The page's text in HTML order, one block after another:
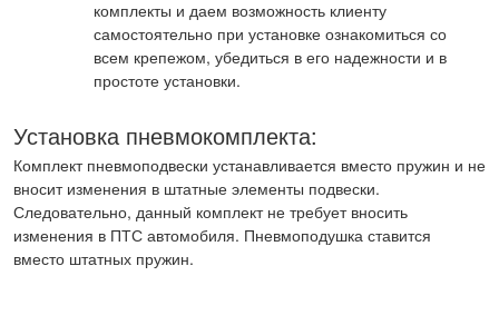
комплекты и даем возможность клиенту
самостоятельно при установке ознакомиться со
всем крепежом, убедиться в его надежности и в
простоте установки.
Установка пневмокомплекта:
Комплект пневмоподвески устанавливается вместо пружин и не
вносит изменения в штатные элементы подвески.
Следовательно, данный комплект не требует вносить
изменения в ПТС автомобиля. Пневмоподушка ставится
вместо штатных пружин.